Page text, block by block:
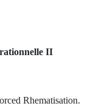
II
Rhematisation.